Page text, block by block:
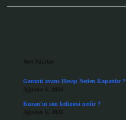
Son Yazılar
Garanti avans Hesap Neden Kapatılır ?
Ağustos 6, 2026
Kuran’ın son kelimesi nedir ?
Ağustos 6, 2026